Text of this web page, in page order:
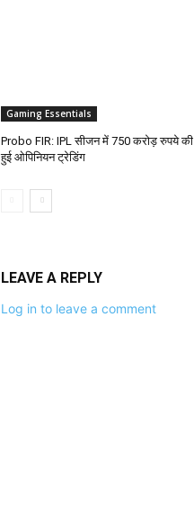
Gaming Essentials
Probo FIR: IPL सीजन में 750 करोड़ रुपये की
हुई ओपिनियन ट्रेडिंग
LEAVE A REPLY
Log in to leave a comment